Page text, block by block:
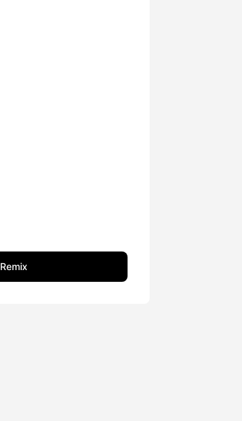
Remix